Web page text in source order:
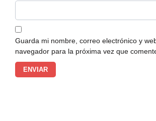
Guarda mi nombre, correo electrónico y
navegador para la próxima vez que